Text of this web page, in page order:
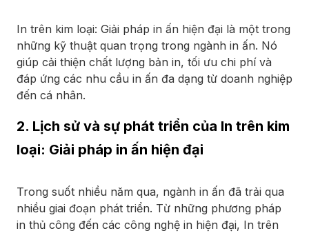
In trên kim loại: Giải pháp in ấn hiện đại là một trong
những kỹ thuật quan trọng trong ngành in ấn. Nó
giúp cải thiện chất lượng bản in, tối ưu chi phí và
đáp ứng các nhu cầu in ấn đa dạng từ doanh nghiệp
đến cá nhân.
2. Lịch sử và sự phát triển của In trên kim
loại: Giải pháp in ấn hiện đại
Trong suốt nhiều năm qua, ngành in ấn đã trải qua
nhiều giai đoạn phát triển. Từ những phương pháp
in thủ công đến các công nghệ in hiện đại, In trên